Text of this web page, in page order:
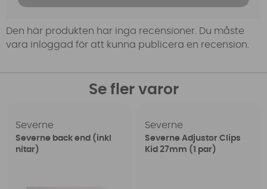
Den här produkten har inga recensioner. Du måste
vara inloggad för att kunna publicera en recension.
Se fler varor
Severne
Severne back end (inkl
nitar)
Severne
Severne Adjustor Clips
Kid 27mm (1 par)